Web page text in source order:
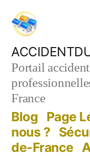
Aller
contenu
Portail
France
Blog Page
nous ?
de-France